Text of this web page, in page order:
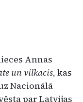
Annas
un vilkacis, kas
Nacionālā
par Latvijas